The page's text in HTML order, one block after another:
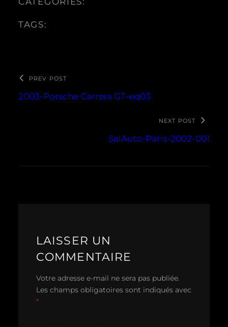
TAGS:
PREV POST
2003-Porsche Carrera GT-eq03
NEXT POST
SalAuto-Paris-2002-001
LAISSER UN
COMMENTAIRE
Votre adresse e-mail ne sera pas publiée.
Les champs obligatoires sont indiqués avec
*